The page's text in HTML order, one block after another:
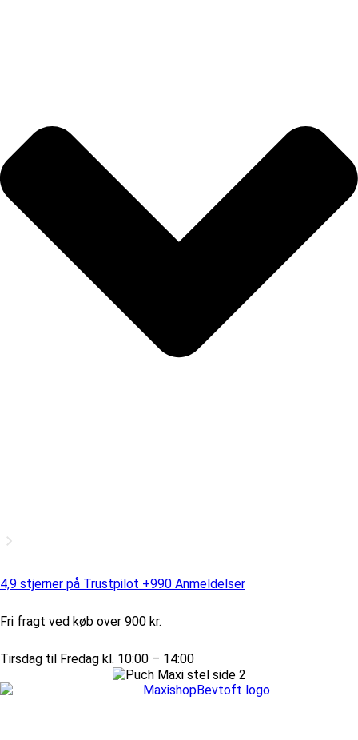
4,9 stjerner på Trustpilot +990 Anmeldelser
Fri fragt ved køb over 900 kr.
Tirsdag til Fredag kl. 10:00 – 14:00